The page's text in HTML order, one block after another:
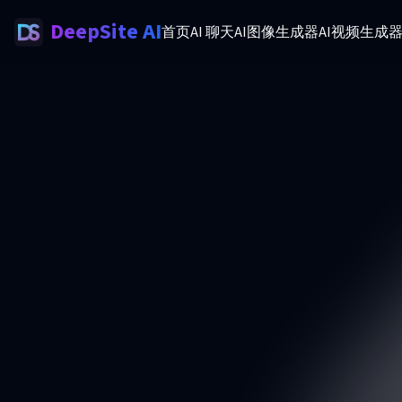
DeepSite AI首页AI 聊天AI图像生成器AI视频生成器